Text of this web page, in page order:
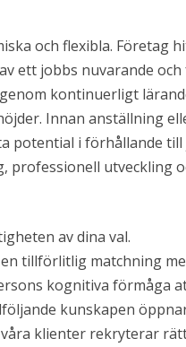
och flexibla.
ett jobbs nuvarande
kontinuerligt
Innan anställning
potential i förhållande
professionell utveckling
av dina val.
en tillförlitlig matchning
kognitiva förmåga
kunskapen
klienter rekryterar